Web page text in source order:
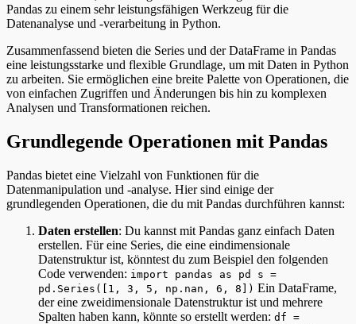
Pandas zu einem sehr leistungsfähigen Werkzeug für die
Datenanalyse und -verarbeitung in Python.
Zusammenfassend bieten die Series und der DataFrame in Pandas
eine leistungsstarke und flexible Grundlage, um mit Daten in Python
zu arbeiten. Sie ermöglichen eine breite Palette von Operationen, die
von einfachen Zugriffen und Änderungen bis hin zu komplexen
Analysen und Transformationen reichen.
Grundlegende Operationen mit Pandas
Pandas bietet eine Vielzahl von Funktionen für die
Datenmanipulation und -analyse. Hier sind einige der
grundlegenden Operationen, die du mit Pandas durchführen kannst:
Daten erstellen: Du kannst mit Pandas ganz einfach Daten
erstellen. Für eine Series, die eine eindimensionale
Datenstruktur ist, könntest du zum Beispiel den folgenden
Code verwenden: import pandas as pd s =
pd.Series([1, 3, 5, np.nan, 6, 8]) Ein DataFrame,
der eine zweidimensionale Datenstruktur ist und mehrere
Spalten haben kann, könnte so erstellt werden: df =